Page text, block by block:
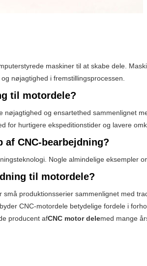
maskiner til at skabe dele.
nøjagtighed i fremstillingsprocessen.
til motordele?
og ensartethed sammenlignet
for hurtigere ekspeditionstider og lavere
CNC-bearbejdning?
Nogle almindelige eksempler
til motordele?
produktionsserier sammenlignet med
CNC-motordele betydelige fordele i
producent afCNC motor delemed mange